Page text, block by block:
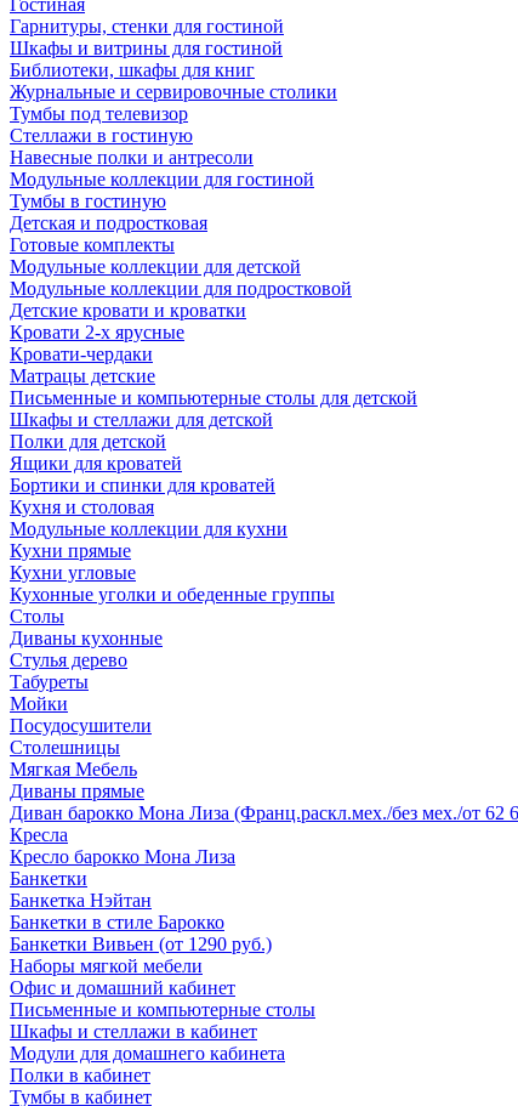
Гостиная
Гарнитуры, стенки для гостиной
Шкафы и витрины для гостиной
Библиотеки, шкафы для книг
Журнальные и сервировочные столики
Тумбы под телевизор
Стеллажи в гостиную
Навесные полки и антресоли
Модульные коллекции для гостиной
Тумбы в гостиную
Детская и подростковая
Готовые комплекты
Модульные коллекции для детской
Модульные коллекции для подростковой
Детские кровати и кроватки
Кровати 2-х ярусные
Кровати-чердаки
Матрацы детские
Письменные и компьютерные столы для детской
Шкафы и стеллажи для детской
Полки для детской
Ящики для кроватей
Бортики и спинки для кроватей
Кухня и столовая
Модульные коллекции для кухни
Кухни прямые
Кухни угловые
Кухонные уголки и обеденные группы
Столы
Диваны кухонные
Стулья дерево
Табуреты
Мойки
Посудосушители
Столешницы
Мягкая Мебель
Диваны прямые
Диван барокко Мона Лиза (Франц.раскл.мех./без мех./от 62
Кресла
Кресло барокко Мона Лиза
Банкетки
Банкетка Нэйтан
Банкетки в стиле Барокко
Банкетки Вивьен (от 1290 руб.)
Наборы мягкой мебели
Офис и домашний кабинет
Письменные и компьютерные столы
Шкафы и стеллажи в кабинет
Модули для домашнего кабинета
Полки в кабинет
Тумбы в кабинет